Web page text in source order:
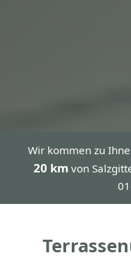
Wir kommen zu
20 km von